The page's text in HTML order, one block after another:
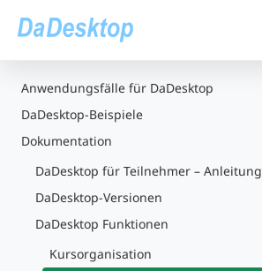
Anwendungsfälle für DaDesktop
DaDesktop-Beispiele
Dokumentation
DaDesktop für Teilnehmer – Anleitung
DaDesktop-Versionen
DaDesktop Funktionen
Kursorganisation